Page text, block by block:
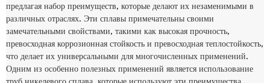
предлагая набор преимуществ, которые делают их незаменимыми в
различных отраслях. Эти сплавы примечательны своими
замечательными свойствами, такими как высокая прочность,
превосходная коррозионная стойкость и превосходная теплостойкость,
что делает их универсальными для многочисленных применений.
Одним из особенно полезных применений является использование